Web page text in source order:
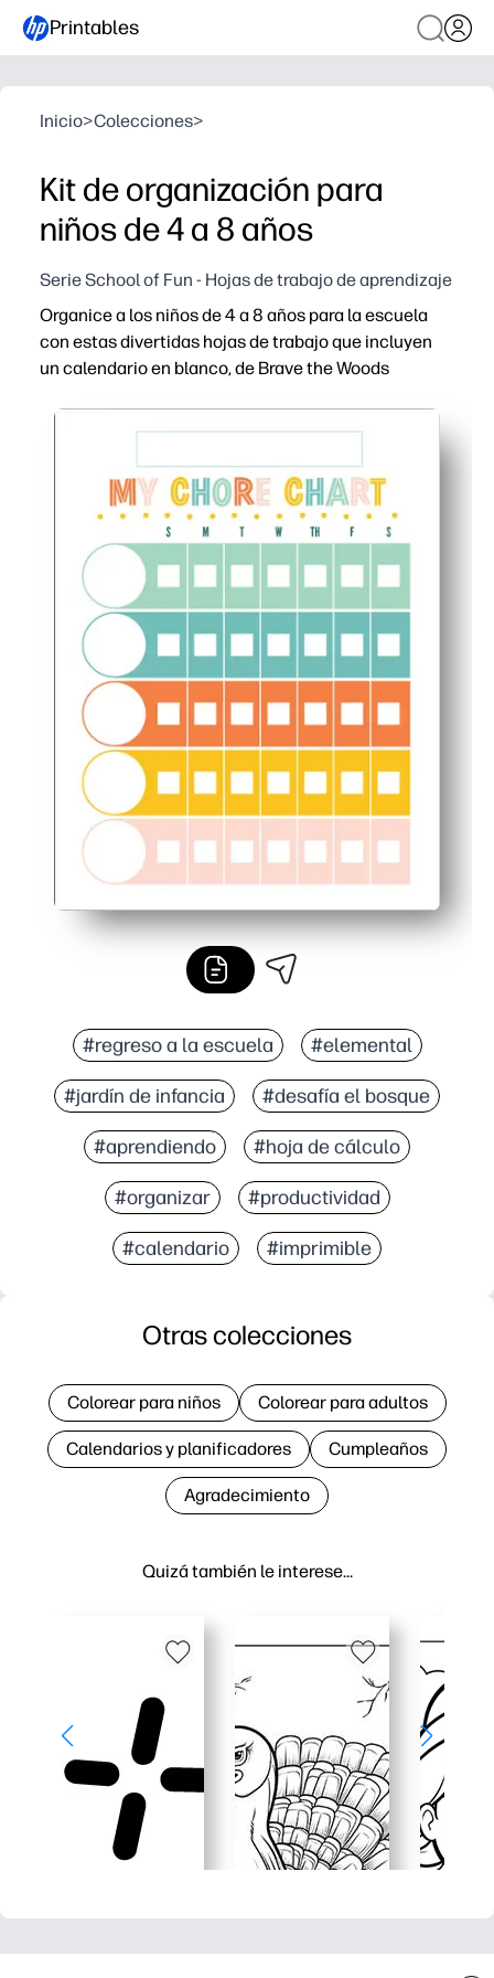
Printables
Inicio>Colecciones>
Kit de organización para
niños de 4 a 8 años
Serie School of Fun - Hojas de trabajo de aprendizaje
Organice a los niños de 4 a 8 años para la escuela
con estas divertidas hojas de trabajo que incluyen
un calendario en blanco, de Brave the Woods
#regreso a la escuela #elemental
#jardín de infancia #desafía el bosque
#aprendiendo #hoja de cálculo
#organizar #productividad
#calendario #imprimible
Quizá también le interese…
Otras colecciones
Colorear para niños Colorear para adultos
Calendarios y planificadores Cumpleaños
Agradecimiento